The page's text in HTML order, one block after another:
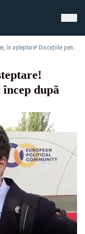
Guvernul României, în așteptare! Discuțiile pentru premier încep după Summitul B9
după